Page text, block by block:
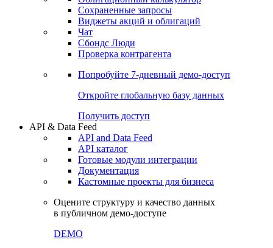
Сохраненные запросы
Виджеты акций и облигаций
Чат
Сбондс Люди
Проверка контрагента
Попробуйте 7-дневный демо-доступ
Откройте глобальную базу данных
Получить доступ
API & Data Feed
API and Data Feed
API каталог
Готовые модули интеграции
Документация
Кастомные проекты для бизнеса
Оцените структуру и качество данных
в публичном демо-доступе
DEMO